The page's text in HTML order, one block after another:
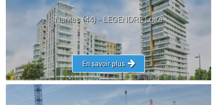
Nantes (44) - LEGENDRE Loire
En savoir plus